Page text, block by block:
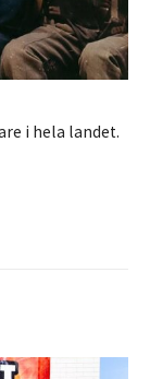
i hela landet.